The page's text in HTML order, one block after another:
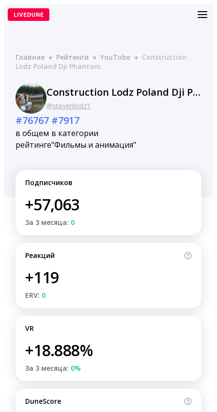
Перейти
Главная ● Рейтинги ● YouTube ● Construction
Lodz Poland Dji Phantom
Construction Lodz Poland Dji Phantom
@stevenlodz1
#76767
в общем
рейтинге
#7917
в категории
"Фильмы и анимация"
Подписчиков
+57,063
За 3 месяца: 0
Реакций
+119
ERV: 0
VR
+18.888%
За 3 месяца: 0%
DuneScore